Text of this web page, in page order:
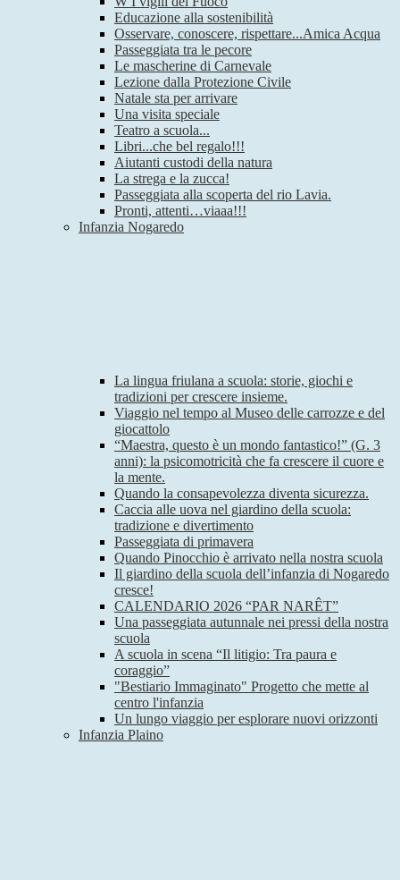
Educazione alla sostenibilità
Osservare, conoscere, rispettare...Amica Acqua
Passeggiata tra le pecore
Le mascherine di Carnevale
Lezione dalla Protezione Civile
Natale sta per arrivare
Una visita speciale
Teatro a scuola...
Libri...che bel regalo!!!
Aiutanti custodi della natura
La strega e la zucca!
Passeggiata alla scoperta del rio Lavia.
Pronti, attenti…viaaa!!!
Infanzia Nogaredo
La lingua friulana a scuola: storie, giochi e
tradizioni per crescere insieme.
Viaggio nel tempo al Museo delle carrozze e del
giocattolo
“Maestra, questo è un mondo fantastico!” (G. 3
anni): la psicomotricità che fa crescere il cuore e
la mente.
Quando la consapevolezza diventa sicurezza.
Caccia alle uova nel giardino della scuola:
tradizione e divertimento
Passeggiata di primavera
Quando Pinocchio è arrivato nella nostra scuola
Il giardino della scuola dell’infanzia di Nogaredo
cresce!
CALENDARIO 2026 “PAR NARÊT”
Una passeggiata autunnale nei pressi della nostra
scuola
A scuola in scena “Il litigio: Tra paura e
coraggio”
"Bestiario Immaginato" Progetto che mette al
centro l'infanzia
Un lungo viaggio per esplorare nuovi orizzonti
Infanzia Plaino